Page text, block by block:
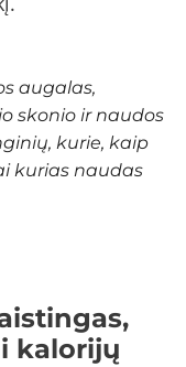
augalas,
skonio ir naudos
kurie, kaip
kurias naudas
kalorijų